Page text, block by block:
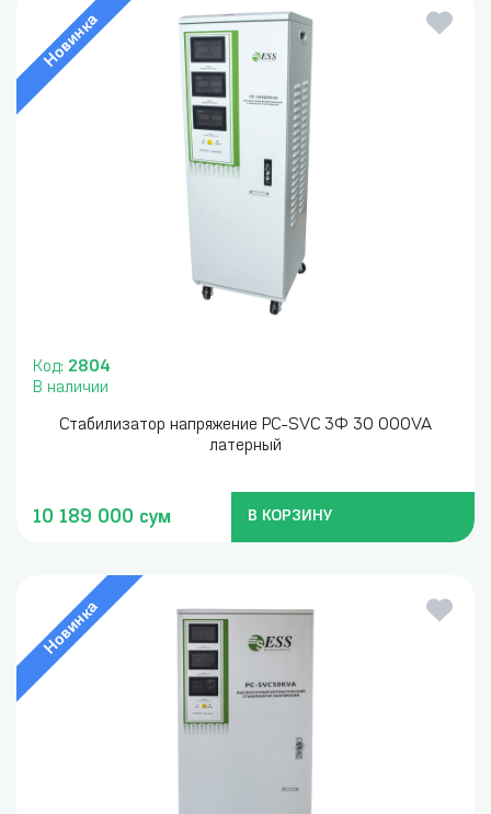
Новинка
Код: 2804
В наличии
Стабилизатор напряжение PC-SVC 3Ф 30 000VA
латерный
10 189 000 сум В КОРЗИНУ
Новинка